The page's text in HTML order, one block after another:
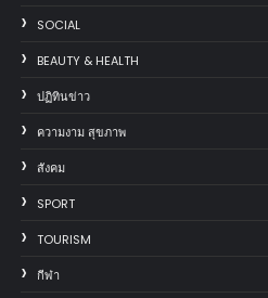
SOCIAL
BEAUTY & HEALTH
ปฏิทินข่าว
ความงาม สุขภาพ
สังคม
SPORT
TOURISM
กีฬา